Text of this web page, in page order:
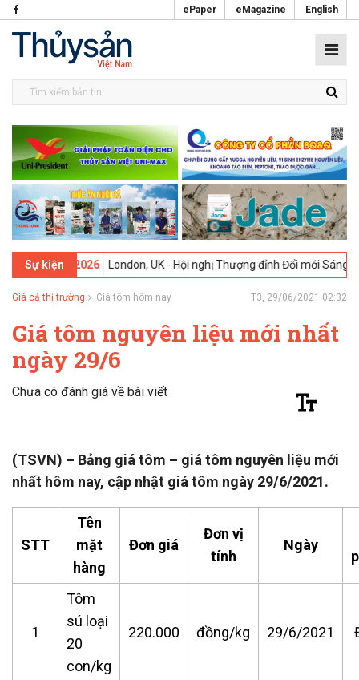
ePaper eMagazine English
Sự kiện
09-02-2026 London, UK - Hội nghị Thượng đỉnh Đổi mới Sáng tạo
Giá cả thị trường Giá tôm hôm nay T3, 29/06/2021 02:32
Giá tôm nguyên liệu mới nhất
ngày 29/6
Chưa có đánh giá về bài viết
(TSVN) – Bảng giá tôm – giá tôm nguyên liệu mới
nhất hôm nay, cập nhật giá tôm ngày 29/6/2021.
STT
Tên
mặt
hàng
Đơn giá
Đơn vị
tính
Ngày
1
Tôm
sú loại
20
con/kg
220.000 đồng/kg 29/6/2021